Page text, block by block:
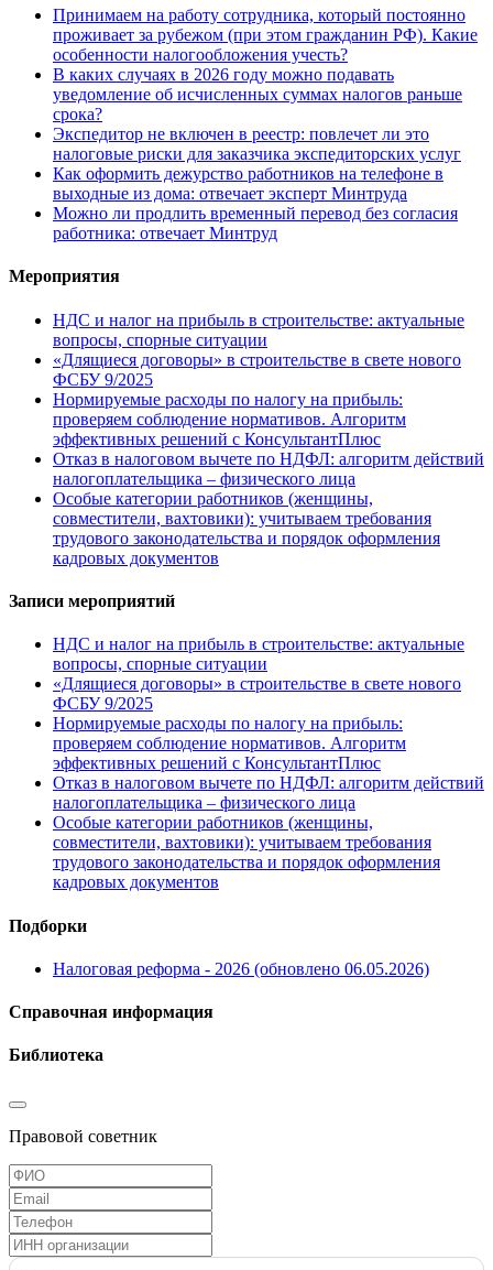
Принимаем на работу сотрудника, который постоянно
проживает за рубежом (при этом гражданин РФ). Какие
особенности налогообложения учесть?
В каких случаях в 2026 году можно подавать
уведомление об исчисленных суммах налогов раньше
срока?
Экспедитор не включен в реестр: повлечет ли это
налоговые риски для заказчика экспедиторских услуг
Как оформить дежурство работников на телефоне в
выходные из дома: отвечает эксперт Минтруда
Можно ли продлить временный перевод без согласия
работника: отвечает Минтруд
Мероприятия
НДС и налог на прибыль в строительстве: актуальные
вопросы, спорные ситуации
«Длящиеся договоры» в строительстве в свете нового
ФСБУ 9/2025
Нормируемые расходы по налогу на прибыль:
проверяем соблюдение нормативов. Алгоритм
эффективных решений с КонсультантПлюс
Отказ в налоговом вычете по НДФЛ: алгоритм действий
налогоплательщика – физического лица
Особые категории работников (женщины,
совместители, вахтовики): учитываем требования
трудового законодательства и порядок оформления
кадровых документов
Записи мероприятий
НДС и налог на прибыль в строительстве: актуальные
вопросы, спорные ситуации
«Длящиеся договоры» в строительстве в свете нового
ФСБУ 9/2025
Нормируемые расходы по налогу на прибыль:
проверяем соблюдение нормативов. Алгоритм
эффективных решений с КонсультантПлюс
Отказ в налоговом вычете по НДФЛ: алгоритм действий
налогоплательщика – физического лица
Особые категории работников (женщины,
совместители, вахтовики): учитываем требования
трудового законодательства и порядок оформления
кадровых документов
Подборки
Налоговая реформа - 2026 (обновлено 06.05.2026)
Справочная информация
Библиотека
Правовой советник